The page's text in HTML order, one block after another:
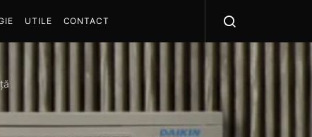
UTILE CONTACT